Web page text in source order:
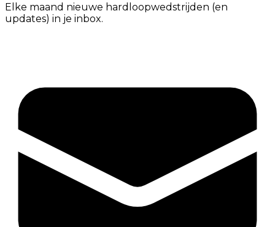
Elke maand nieuwe hardloopwedstrijden (en
updates) in je inbox.